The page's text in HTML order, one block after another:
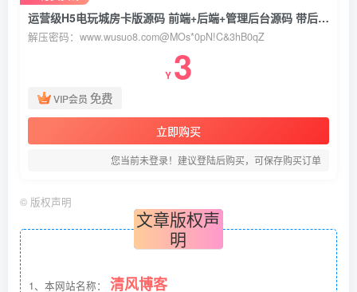
运营级H5电玩城房卡版源码 前端+后端+管理后台源码 带后台超控 附部署教程文档
解压密码：www.wusuo8.com@MOs*0pN!C&3hB0qZ
Y 3
VIP会员 免费
立即购买
您当前未登录！建议登陆后购买，可保存购买订单
© 版权声明
文章版权声
明
1、本网站名称： 清风博客